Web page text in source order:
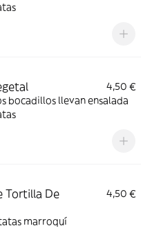
4,50 €
bocadillos llevan ensalada
Tortilla De
4,50 €
marroquí